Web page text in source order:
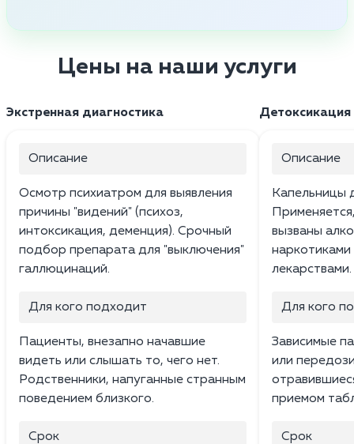
Цены на наши услуги
Экстренная диагностика
Описание
Осмотр психиатром для выявления
причины "видений" (психоз,
интоксикация, деменция). Срочный
подбор препарата для "выключения"
галлюцинаций.
Для кого подходит
Пациенты, внезапно начавшие
видеть или слышать то, чего нет.
Родственники, напуганные странным
поведением близкого.
Срок
Описание
Капельницы
вызваны
лекарствами.
Для кого
Зависимые
или
приемом
Срок